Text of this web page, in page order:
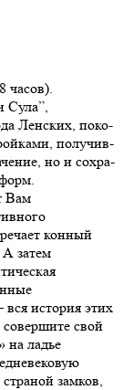
часов).
Сула”,
Лен­ских, по­ко­
по­лу­чив­
но и со­хра­
Вам
конный
А затем
история этих
свой
на ладье
замков,